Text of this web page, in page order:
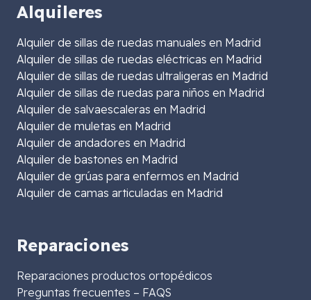
Alquileres
Alquiler de sillas de ruedas manuales en Madrid
Alquiler de sillas de ruedas eléctricas en Madrid
Alquiler de sillas de ruedas ultraligeras en Madrid
Alquiler de sillas de ruedas para niños en Madrid
Alquiler de salvaescaleras en Madrid
Alquiler de muletas en Madrid
Alquiler de andadores en Madrid
Alquiler de bastones en Madrid
Alquiler de grúas para enfermos en Madrid
Alquiler de camas articuladas en Madrid
Reparaciones
Reparaciones productos ortopédicos
Preguntas frecuentes – FAQS